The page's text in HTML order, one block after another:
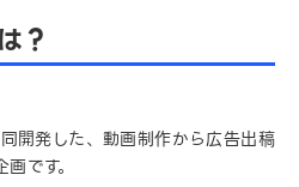
？
開発した、動画制作から広告出稿
です。